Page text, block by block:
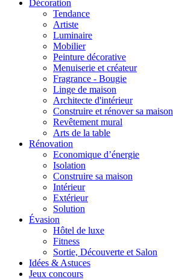
Décoration
Tendance
Artiste
Luminaire
Mobilier
Peinture décorative
Menuiserie et créateur
Fragrance - Bougie
Linge de maison
Architecte d'intérieur
Construire et rénover sa maison
Revêtement mural
Arts de la table
Rénovation
Economique d’énergie
Isolation
Construire sa maison
Intérieur
Extérieur
Solution
Évasion
Hôtel de luxe
Fitness
Sortie, Découverte et Salon
Idées & Astuces
Jeux concours